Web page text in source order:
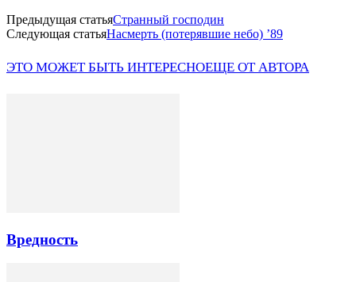
Предыдущая статьяСтранный господин
Следующая статьяНасмерть (потерявшие небо) ’89
ЭТО МОЖЕТ БЫТЬ ИНТЕРЕСНОЕЩЕ ОТ АВТОРА
Вредность